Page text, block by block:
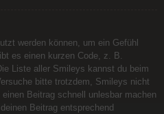
werden können, um ein Gefühl
es einen kurzen Code, z. B.
Liste aller Smileys kannst du beim
bitte trotzdem, Smileys nicht
Beitrag schnell unlesbar machen
Beitrag entsprechend